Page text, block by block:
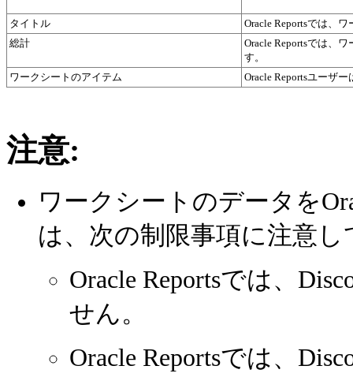
タイトル
Oracle Reportsでは、
総計
Oracle Reportsでは、
す。
ワークシートのアイテム
Oracle Reportsユーザ
注意:
ワークシートのデータを
は、次の制限事項に注意
Oracle Reportsでは、
せん。
Oracle Reportsでは、